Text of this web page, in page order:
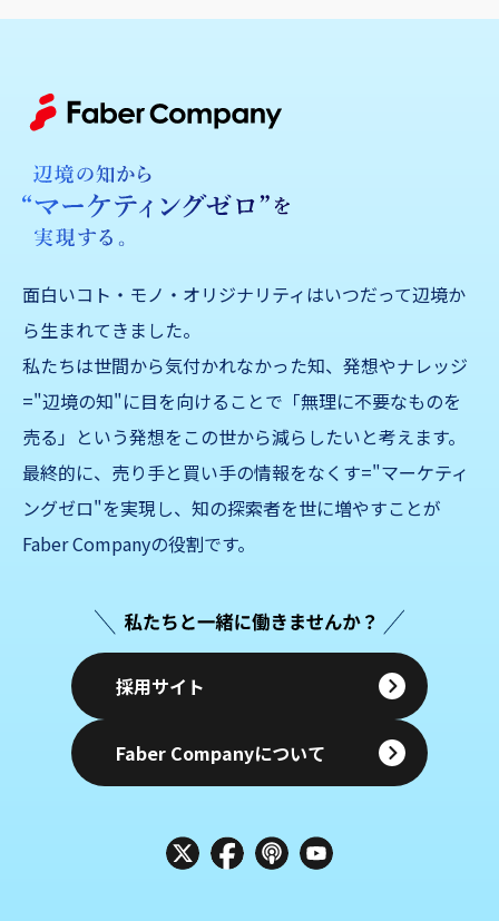
面白いコト・モノ・オリジナリティはいつだって辺境か
ら生まれてきました。
私たちは世間から気付かれなかった知、発想やナレッジ
="辺境の知"に目を向けることで「無理に不要なものを
売る」 という発想をこの世から減らしたいと考えます。
最終的に、売り手と買い手の情報をなくす="マーケティ
ングゼロ"を実現し、知の探索者を世に増やすことが
Faber Companyの役割です。
採用サイト
Faber Companyについて